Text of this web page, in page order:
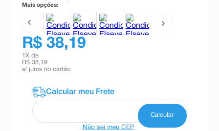
Mais opções:
R$ 38,19
1 X de
R$ 38,19
s/ juros no cartão
Não sei meu CEP